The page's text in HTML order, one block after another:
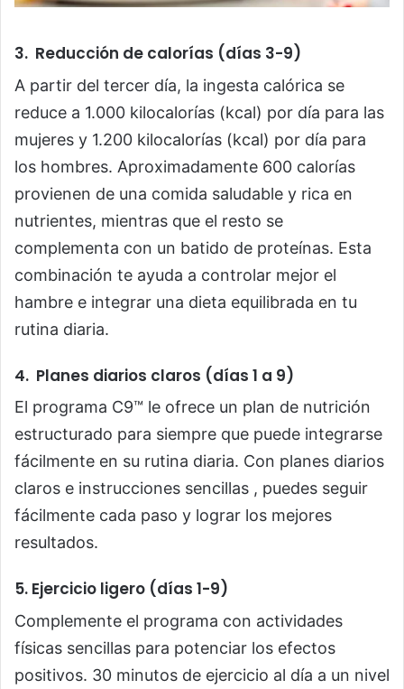
3. Reducción de calorías (días 3-9)
A partir del tercer día, la ingesta calórica se
reduce a 1.000 kilocalorías (kcal) por día para las
mujeres y 1.200 kilocalorías (kcal) por día para
los hombres. Aproximadamente 600 calorías
provienen de una comida saludable y rica en
nutrientes, mientras que el resto se
complementa con un batido de proteínas. Esta
combinación te ayuda a controlar mejor el
hambre e integrar una dieta equilibrada en tu
rutina diaria.
4. Planes diarios claros (días 1 a 9)
El programa C9™ le ofrece un plan de nutrición
estructurado para siempre que puede integrarse
fácilmente en su rutina diaria. Con planes diarios
claros e instrucciones sencillas , puedes seguir
fácilmente cada paso y lograr los mejores
resultados.
5. Ejercicio ligero (días 1-9)
Complemente el programa con actividades
físicas sencillas para potenciar los efectos
positivos. 30 minutos de ejercicio al día a un nivel